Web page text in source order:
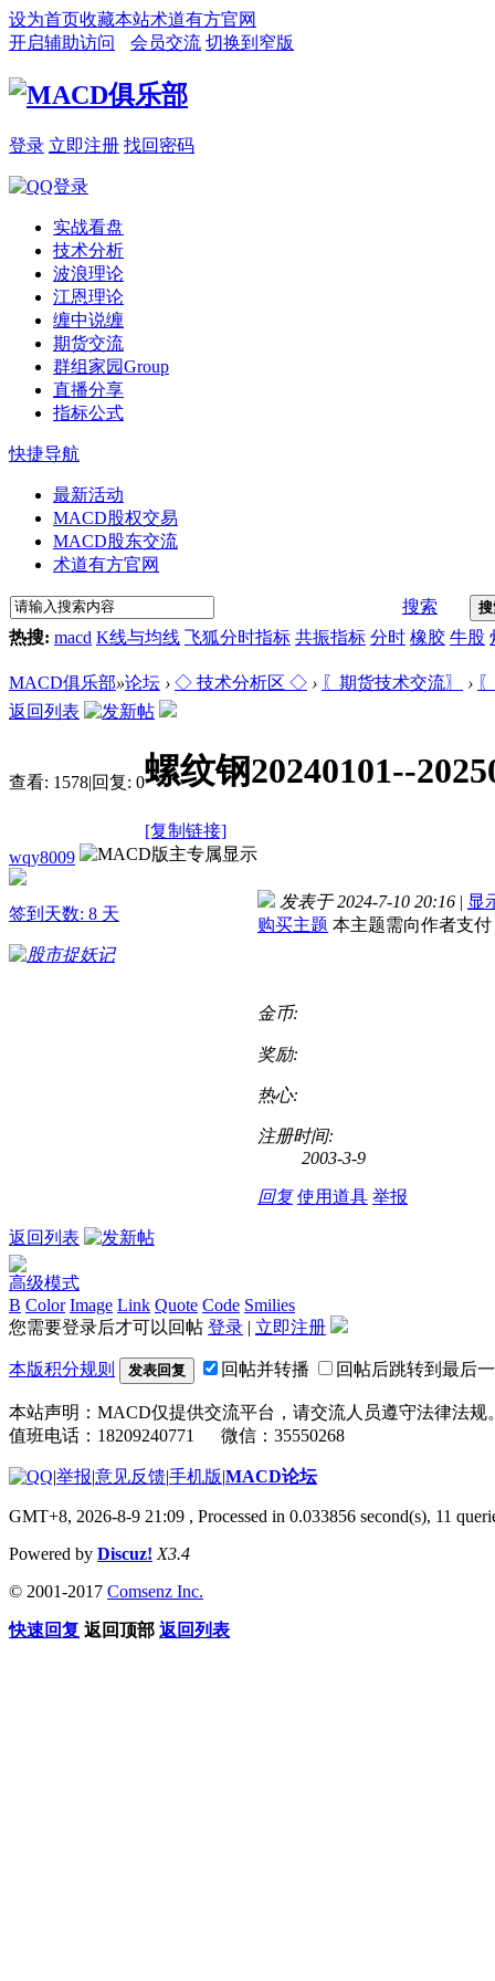
设为首页收藏本站术道有方官网
开启辅助访问
会员交流 切换到窄版
登录 立即注册 找回密码
实战看盘
技术分析
波浪理论
江恩理论
缠中说缠
期货交流
群组家园Group
直播分享
指标公式
快捷导航
最新活动
MACD股权交易
MACD股东交流
术道有方官网
搜索
热搜: macd K线与均线 飞狐分时指标 共振指标 分时 橡胶 牛股
MACD俱乐部»论坛 › ◇ 技术分析区 ◇ › 〖期货技术交流〗 ›
返回列表
查看: 1578|回复: 0螺纹钢20240101--
[复制链接]
wqy8009
签到天数: 8 天
发表于 2024-7-10 20:16 | 显
购买主题 本主题需向作者支付
金币:
奖励:
热心:
注册时间:
2003-3-9
回复 使用道具 举报
返回列表
高级模式
B Color Image Link Quote Code Smilies
您需要登录后才可以回帖 登录 | 立即注册
本版积分规则 发表回复 回帖并转播 回帖后跳转到最后
本站声明：MACD仅提供交流平台，请交流人员遵守法律法规
值班电话：18209240771 微信：35550268
|举报|意见反馈|手机版|MACD论坛
GMT+8, 2026-8-9 21:09 , Processed in 0.033856 second(s), 11
Powered by Discuz! X3.4
© 2001-2017 Comsenz Inc.
快速回复 返回顶部 返回列表